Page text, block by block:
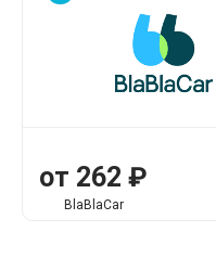
от 262 ₽
BlaBlaCar